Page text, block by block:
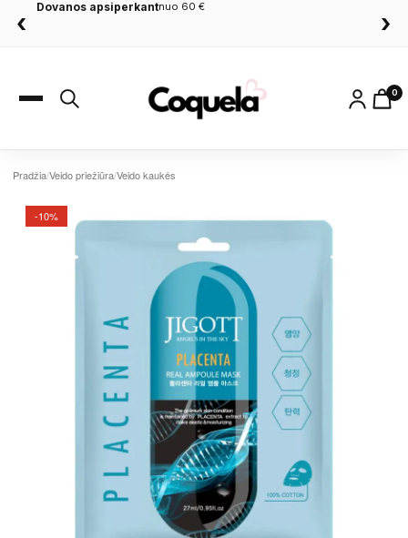
‹
Dovanos apsiperkantnuo 60 €
›
0
Pradžia/Veido priežiūra/Veido kaukės
-10%